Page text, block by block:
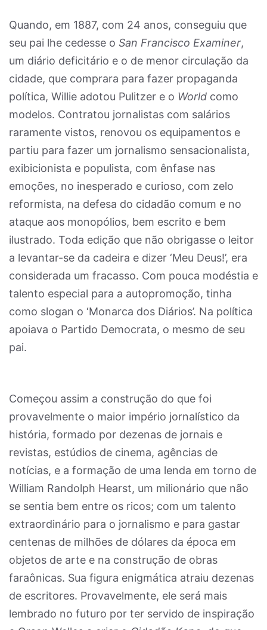
Quando, em 1887, com 24 anos, conseguiu que
seu pai lhe cedesse o San Francisco Examiner,
um diário deficitário e o de menor circulação da
cidade, que comprara para fazer propaganda
política, Willie adotou Pulitzer e o World como
modelos. Contratou jornalistas com salários
raramente vistos, renovou os equipamentos e
partiu para fazer um jornalismo sensacionalista,
exibicionista e populista, com ênfase nas
emoções, no inesperado e curioso, com zelo
reformista, na defesa do cidadão comum e no
ataque aos monopólios, bem escrito e bem
ilustrado. Toda edição que não obrigasse o leitor
a levantar-se da cadeira e dizer ‘Meu Deus!’, era
considerada um fracasso. Com pouca modéstia e
talento especial para a autopromoção, tinha
como slogan o ‘Monarca dos Diários’. Na política
apoiava o Partido Democrata, o mesmo de seu
pai.
Começou assim a construção do que foi
provavelmente o maior império jornalístico da
história, formado por dezenas de jornais e
revistas, estúdios de cinema, agências de
notícias, e a formação de uma lenda em torno de
William Randolph Hearst, um milionário que não
se sentia bem entre os ricos; com um talento
extraordinário para o jornalismo e para gastar
centenas de milhões de dólares da época em
objetos de arte e na construção de obras
faraônicas. Sua figura enigmática atraiu dezenas
de escritores. Provavelmente, ele será mais
lembrado no futuro por ter servido de inspiração